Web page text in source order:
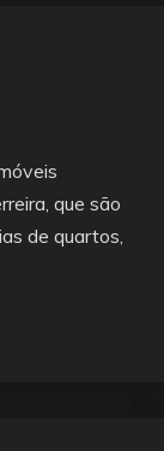
que são
de quartos,